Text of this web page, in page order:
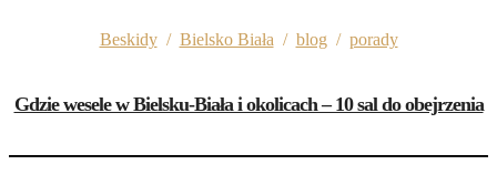
Beskidy/ Bielsko Biała / blog / porady
Gdzie wesele w Bielsku-Biała i okolicach – 10 sal do obejrzenia